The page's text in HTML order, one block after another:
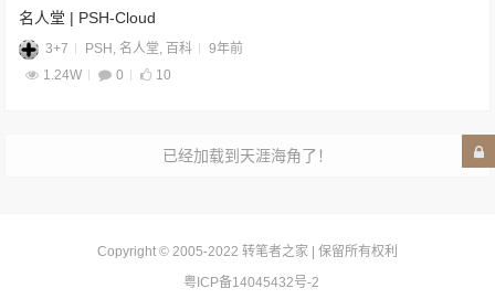
名人堂 | PSH-Cloud
3+7 PSH , 名人堂, 百科
9年前
1.24W
0 10
已经加载到天涯海角了！
Copyright © 2005-2022 转笔者之家 | 保留所有权利
粤ICP备14045432号-2